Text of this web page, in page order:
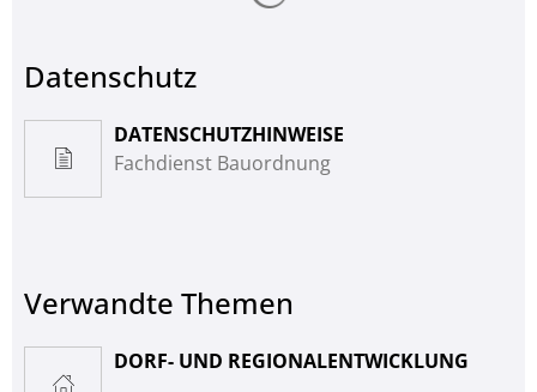
Datenschutz
DATENSCHUTZHINWEISE
Fachdienst Bauordnung
Verwandte Themen
DORF- UND REGIONALENTWICKLUNG